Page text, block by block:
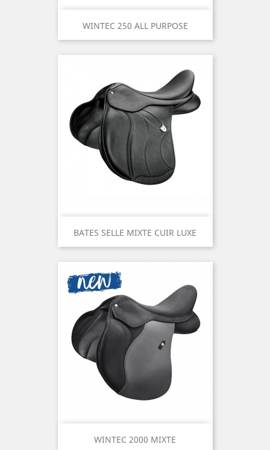
WINTEC 250 ALL PURPOSE
BATES SELLE MIXTE CUIR LUXE
WINTEC 2000 MIXTE